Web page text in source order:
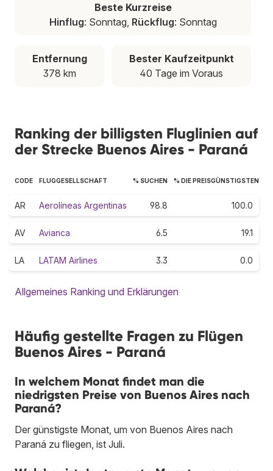
Beste Kurzreise
Hinflug: Sonntag, Rückflug: Sonntag
Entfernung
378 km
Bester Kaufzeitpunkt
40 Tage im Voraus
Ranking der billigsten Fluglinien auf
der Strecke Buenos Aires - Paraná
CODE FLUGGESELLSCHAFT % SUCHEN % DIE PREISGÜNSTIGSTEN
AR Aerolíneas Argentinas 98.8 100.0
AV Avianca 6.5 19.1
LA LATAM Airlines 3.3 0.0
Allgemeines Ranking und Erklärungen
Häufig gestellte Fragen zu Flügen
Buenos Aires - Paraná
In welchem Monat findet man die
niedrigsten Preise von Buenos Aires nach
Paraná?
Der günstigste Monat, um von Buenos Aires nach
Paraná zu fliegen, ist Juli.